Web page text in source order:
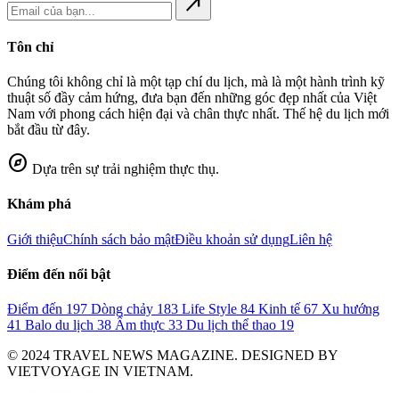
Tôn chỉ
Chúng tôi không chỉ là một tạp chí du lịch, mà là một hành trình kỹ
thuật số đầy cảm hứng, đưa bạn đến những góc đẹp nhất của Việt
Nam với phong cách hiện đại và chân thực nhất. Thế hệ du lịch mới
bắt đầu từ đây.
explore Dựa trên sự trải nghiệm thực thụ.
Khám phá
Giới thiệuChính sách bảo mậtĐiều khoản sử dụngLiên hệ
Điểm đến nổi bật
Điểm đến 197 Dòng chảy 183 Life Style 84 Kinh tế 67 Xu hướng
41 Balo du lịch 38 Ẩm thực 33 Du lịch thể thao 19
© 2024 TRAVEL NEWS MAGAZINE. DESIGNED BY
VIETVOYAGE IN VIETNAM.